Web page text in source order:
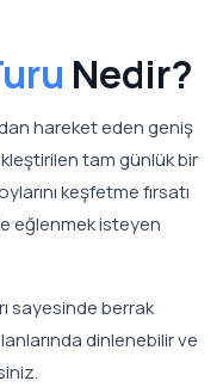
Nedir?
hareket eden geniş
tam günlük bir
keşfetme fırsatı
eğlenmek isteyen
sayesinde berrak
dinlenebilir ve